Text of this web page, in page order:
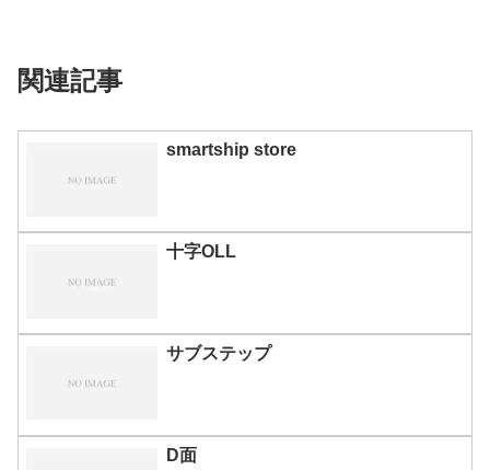
関連記事
smartship store
十字OLL
サブステップ
D面